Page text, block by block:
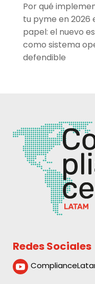
Por qué
tu pyme en 2026
papel: el nuevo
como sistema
defendible
Redes Sociales
